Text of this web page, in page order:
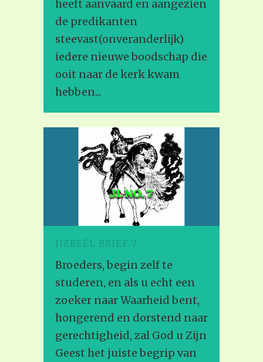
heeft aanvaard en aangezien
de predikanten
steevast(onveranderlijk)
iedere nieuwe boodschap die
ooit naar de kerk kwam
hebben...
JIZREËL BRIEF 7
Broeders, begin zelf te
studeren, en als u echt een
zoeker naar Waarheid bent,
hongerend en dorstend naar
gerechtigheid, zal God u Zijn
Geest het juiste begrip van